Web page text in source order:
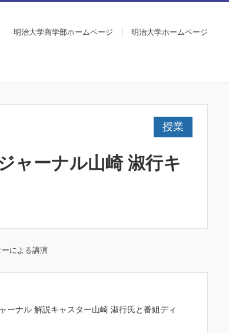
明治大学ホームページ
明治大学商学部ホームページ
授業
ャーナル山崎 淑行キ
による講演
ーナル 解説キャスター山崎 淑行氏と番組ディ